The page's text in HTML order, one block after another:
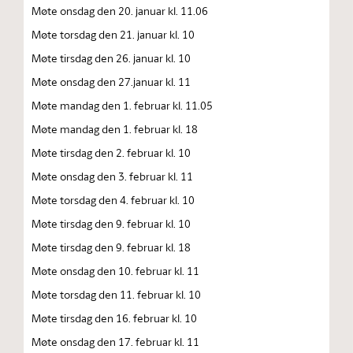
Møte onsdag den 20. januar kl. 11.06
Møte torsdag den 21. januar kl. 10
Møte tirsdag den 26. januar kl. 10
Møte onsdag den 27.januar kl. 11
Møte mandag den 1. februar kl. 11.05
Møte mandag den 1. februar kl. 18
Møte tirsdag den 2. februar kl. 10
Møte onsdag den 3. februar kl. 11
Møte torsdag den 4. februar kl. 10
Møte tirsdag den 9. februar kl. 10
Møte tirsdag den 9. februar kl. 18
Møte onsdag den 10. februar kl. 11
Møte torsdag den 11. februar kl. 10
Møte tirsdag den 16. februar kl. 10
Møte onsdag den 17. februar kl. 11